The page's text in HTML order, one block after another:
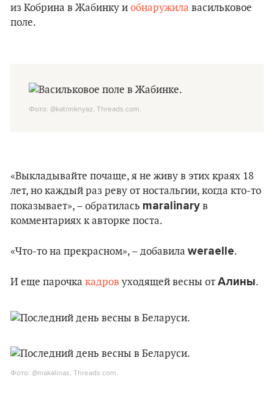
из Кобрина в Жабинку и обнаружила васильковое
поле.
Фото: @katrinknyaz, Threads.com.
«Выкладывайте почаще, я не живу в этих краях 18
лет, но каждый раз реву от ностальгии, когда кто-то
показывает», – обратилась maralinary в
комментариях к авторке поста.
«Что-то на прекрасном», – добавила weraelle.
И еще парочка кадров уходящей весны от Алины.
Фото: @makalinas, Threads.com.